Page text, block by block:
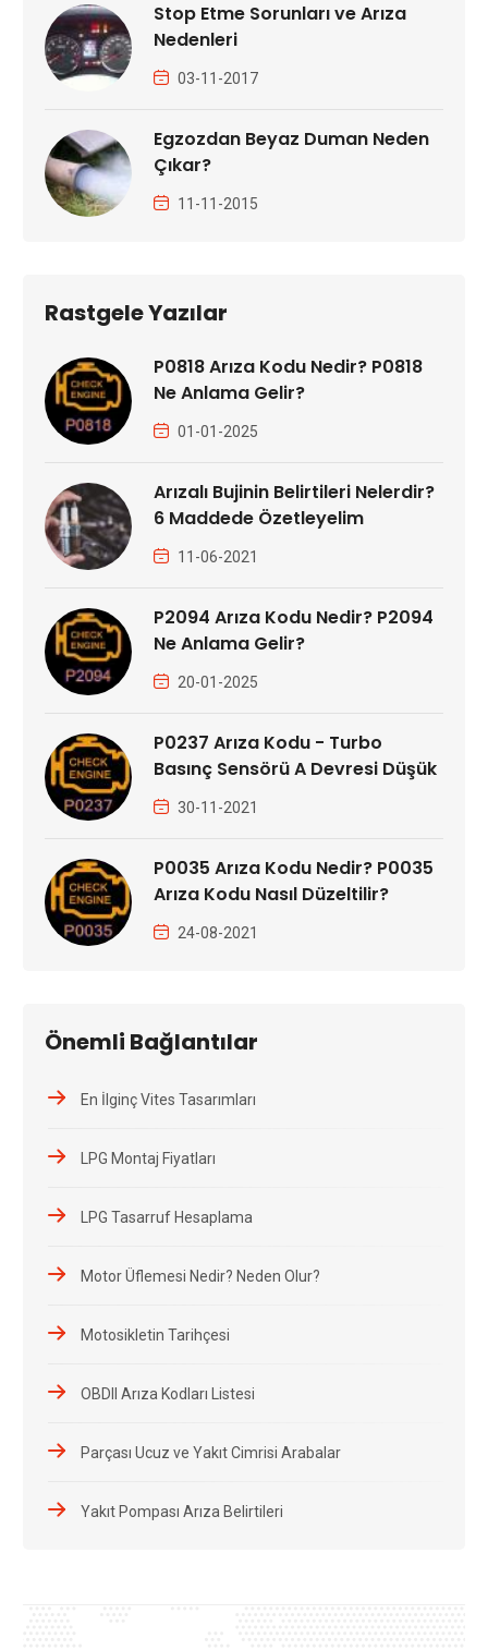
Stop Etme Sorunları ve Arıza
Nedenleri
03-11-2017
Egzozdan Beyaz Duman Neden
Çıkar?
11-11-2015
Rastgele Yazılar
P0818 Arıza Kodu Nedir? P0818
Ne Anlama Gelir?
01-01-2025
Arızalı Bujinin Belirtileri Nelerdir?
6 Maddede Özetleyelim
11-06-2021
P2094 Arıza Kodu Nedir? P2094
Ne Anlama Gelir?
20-01-2025
P0237 Arıza Kodu - Turbo
Basınç Sensörü A Devresi Düşük
30-11-2021
P0035 Arıza Kodu Nedir? P0035
Arıza Kodu Nasıl Düzeltilir?
24-08-2021
Önemli Bağlantılar
En İlginç Vites Tasarımları
LPG Montaj Fiyatları
LPG Tasarruf Hesaplama
Motor Üflemesi Nedir? Neden Olur?
Motosikletin Tarihçesi
OBDII Arıza Kodları Listesi
Parçası Ucuz ve Yakıt Cimrisi Arabalar
Yakıt Pompası Arıza Belirtileri